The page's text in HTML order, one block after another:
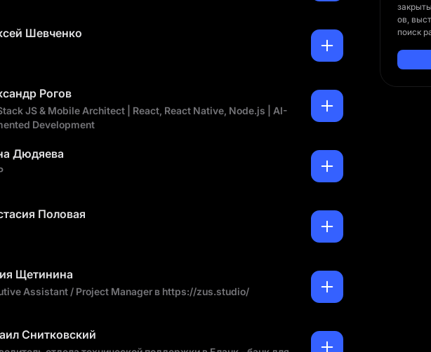
Шевченко
Рогов
JS & Mobile Architect | React, React Native, Node.js | AI-
Development
Дюдяева
Половая
Щетинина
Assistant / Project Manager в https://zus.studio/
Снитковский
ов,
поиск